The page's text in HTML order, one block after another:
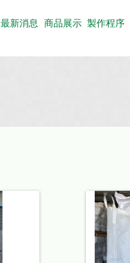
最新消息 商品展示 製作程序